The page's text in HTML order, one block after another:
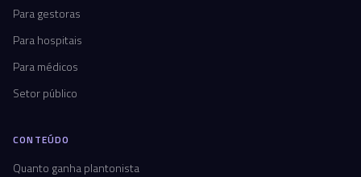
Para gestoras
Para hospitais
Para médicos
Setor público
CONTEÚDO
Quanto ganha plantonista